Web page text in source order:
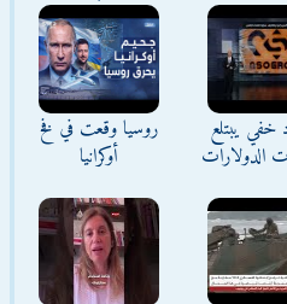
خفي يبتلع
الدولارات
روسيا وقعت في فخ
أوكرانيا